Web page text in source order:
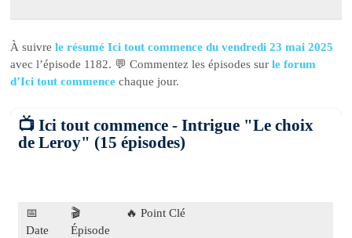
À suivrele résumé Ici tout commence du vendredi 23 mai 2025
avec l’épisode 1182. 💬 Commentez les épisodes surle forum
d’Ici tout commence chaque jour.
📺 Ici tout commence - Intrigue "Le choix
de Leroy" (15 épisodes)
📅
Date
🎬
Épisode
🔥 Point Clé